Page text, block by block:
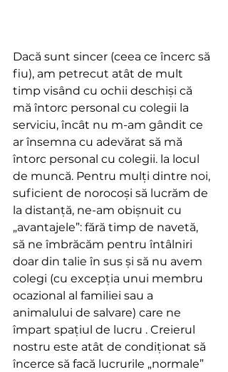
Dacă sunt sincer (ceea ce încerc să
fiu), am petrecut atât de mult
timp visând cu ochii deschiși că
mă întorc personal cu colegii la
serviciu, încât nu m-am gândit ce
ar însemna cu adevărat să mă
întorc personal cu colegii. la locul
de muncă. Pentru mulți dintre noi,
suficient de norocoși să lucrăm de
la distanță, ne-am obișnuit cu
„avantajele”: fără timp de navetă,
să ne îmbrăcăm pentru întâlniri
doar din talie în sus și să nu avem
colegi (cu excepția unui membru
ocazional al familiei sau a
animalului de salvare) care ne
împart spațiul de lucru . Creierul
nostru este atât de condiționat să
încerce să facă lucrurile „normale”